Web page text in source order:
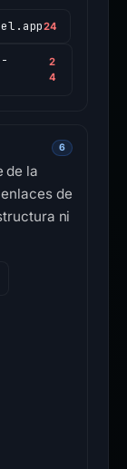
24
2
4
6
de la
de
ni